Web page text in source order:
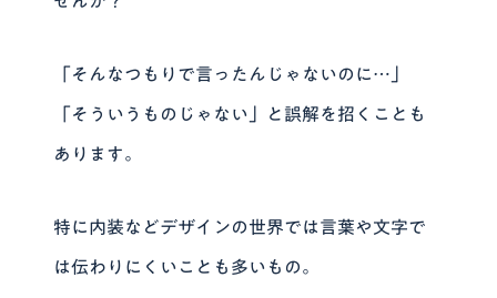
「そんなつもりで言ったんじゃないのに…」
「そういうものじゃない」と誤解を招くことも
あります。
特に内装などデザインの世界では言葉や文字で
は伝わりにくいことも多いもの。